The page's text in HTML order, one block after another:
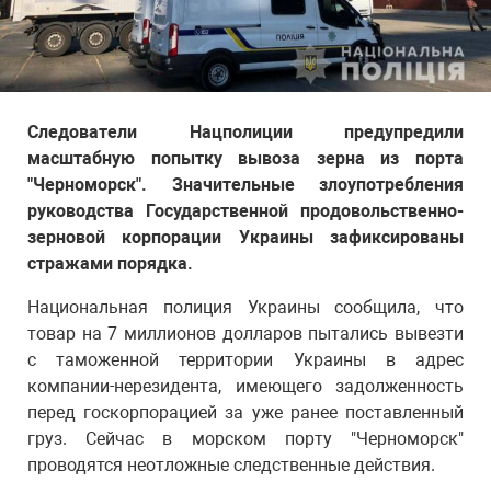
Следователи Нацполиции предупредили
масштабную попытку вывоза зерна из порта
"Черноморск". Значительные злоупотребления
руководства Государственной продовольственно-
зерновой корпорации Украины зафиксированы
стражами порядка.
Национальная полиция Украины сообщила, что
товар на 7 миллионов долларов пытались вывезти
с таможенной территории Украины в адрес
компании-нерезидента, имеющего задолженность
перед госкорпорацией за уже ранее поставленный
груз. Сейчас в морском порту "Черноморск"
проводятся неотложные следственные действия.